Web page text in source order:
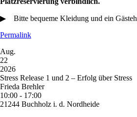
▶ Bitte bequeme Kleidung und ein
Permalink
Aug.
22
2026
Stress Release 1 und 2 – Erfolg über Stress
Frieda Brehler
10:00 - 17:00
21244 Buchholz i. d. Nordheide